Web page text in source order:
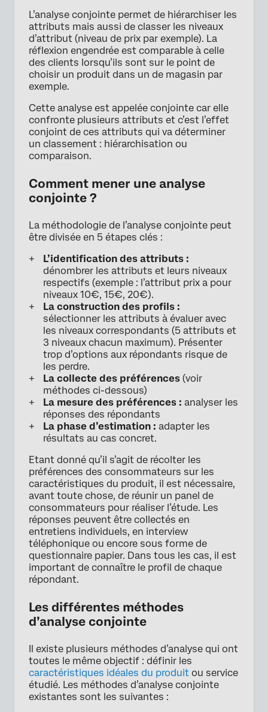
L’analyse conjointe permet de hiérarchiser les
attributs mais aussi de classer les niveaux
d’attribut (niveau de prix par exemple). La
réflexion engendrée est comparable à celle
des clients lorsqu’ils sont sur le point de
choisir un produit dans un de magasin par
exemple.
Cette analyse est appelée conjointe car elle
confronte plusieurs attributs et c’est l’effet
conjoint de ces attributs qui va déterminer
un classement : hiérarchisation ou
comparaison.
Comment mener une analyse
conjointe ?
La méthodologie de l’analyse conjointe peut
être divisée en 5 étapes clés :
L’identification des attributs :
dénombrer les attributs et leurs niveaux
respectifs (exemple : l’attribut prix a pour
niveaux 10€, 15€, 20€).
La construction des profils :
sélectionner les attributs à évaluer avec
les niveaux correspondants (5 attributs et
3 niveaux chacun maximum). Présenter
trop d’options aux répondants risque de
les perdre.
La collecte des préférences (voir
méthodes ci-dessous)
La mesure des préférences : analyser les
réponses des répondants
La phase d’estimation : adapter les
résultats au cas concret.
Etant donné qu’il s’agit de récolter les
préférences des consommateurs sur les
caractéristiques du produit, il est nécessaire,
avant toute chose, de réunir un panel de
consommateurs pour réaliser l’étude. Les
réponses peuvent être collectés en
entretiens individuels, en interview
téléphonique ou encore sous forme de
questionnaire papier. Dans tous les cas, il est
important de connaître le profil de chaque
répondant.
Les différentes méthodes
d’analyse conjointe
Il existe plusieurs méthodes d’analyse qui ont
toutes le même objectif : définir les
caractéristiques idéales du produit ou service
étudié. Les méthodes d’analyse conjointe
existantes sont les suivantes :